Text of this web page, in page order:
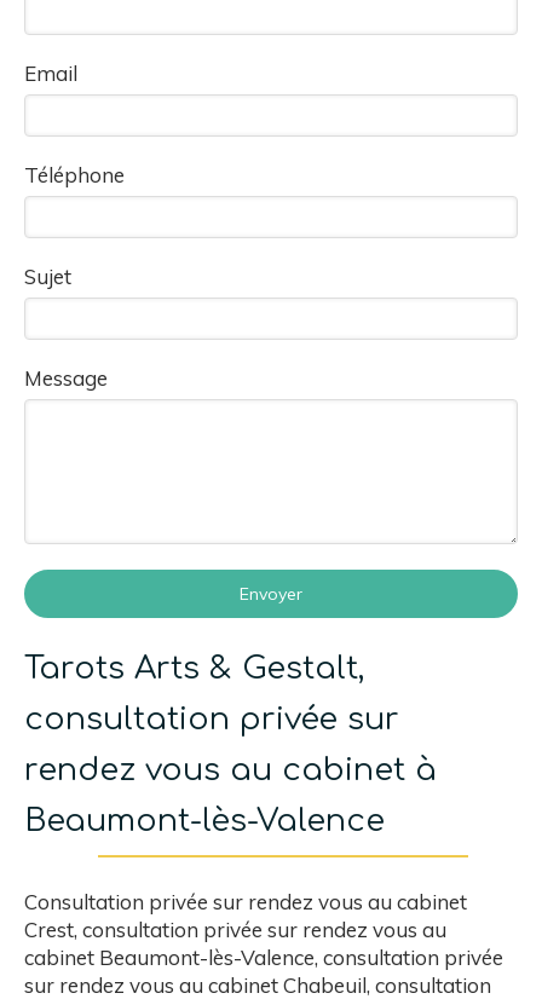
Email
Téléphone
Sujet
Message
Envoyer
Tarots Arts & Gestalt,
consultation privée sur
rendez vous au cabinet à
Beaumont-lès-Valence
Consultation privée sur rendez vous au cabinet
Crest, consultation privée sur rendez vous au
cabinet Beaumont-lès-Valence, consultation privée
sur rendez vous au cabinet Chabeuil, consultation